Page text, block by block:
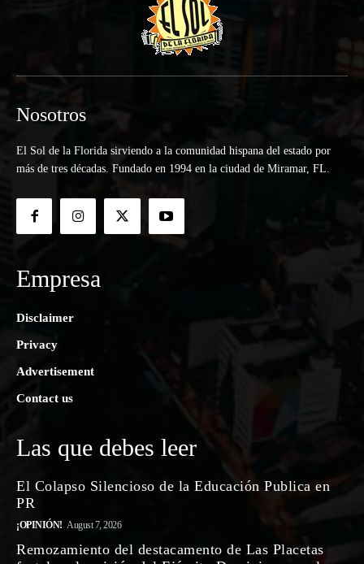
Nosotros
El Sol de la Florida sirviendo a la comunidad hispana del estado por
más de tres décadas. Fundado en 1994 en la ciudad de Miramar, FL.
Empresa
Disclaimer
Privacy
Advertisement
Contact us
Las que debes leer
El Colapso Silencioso de la Educación Publica en
PR
¡OPINIÓN! August 7, 2026
Remozamiento del destacamento de Las Placetas